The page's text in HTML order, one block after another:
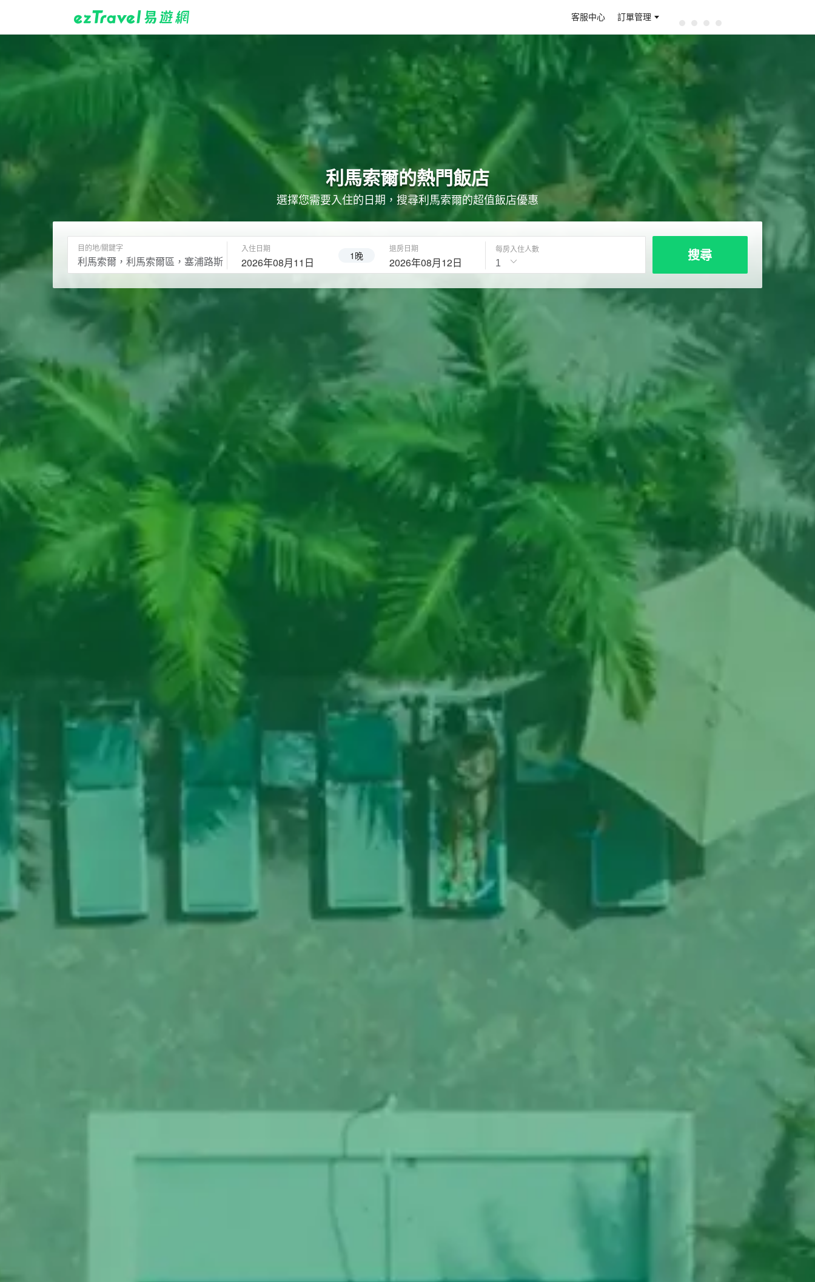
客服中心 訂單管理
利馬索爾的熱門飯店
選擇您需要入住的日期，搜尋利馬索爾的超值飯店優惠
目的地/關鍵字 入住日期
2026年08月11日 1晚
退房日期
2026年08月12日
每房入住人數 搜尋